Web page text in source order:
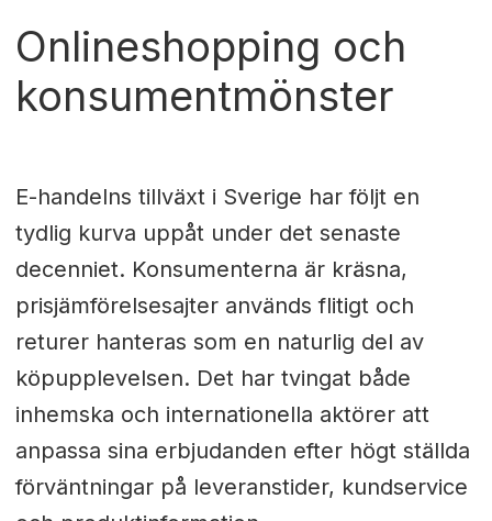
Onlineshopping och
konsumentmönster
E-handelns tillväxt i Sverige har följt en
tydlig kurva uppåt under det senaste
decenniet. Konsumenterna är kräsna,
prisjämförelsesajter används flitigt och
returer hanteras som en naturlig del av
köpupplevelsen. Det har tvingat både
inhemska och internationella aktörer att
anpassa sina erbjudanden efter högt ställda
förväntningar på leveranstider, kundservice